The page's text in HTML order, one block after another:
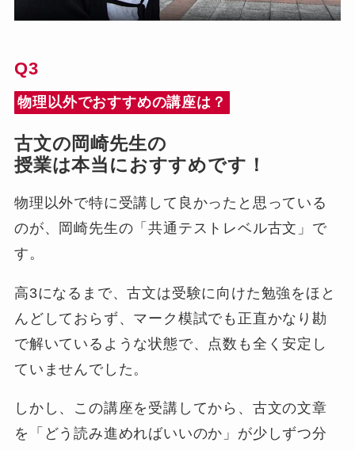
Q3
物理以外でおすすめの講座は？
古文の岡崎先生の
授業は本当におすすめです！
物理以外で特に受講して良かったと思っている
のが、岡崎先生の「共通テストレベル古文」で
す。
高3になるまで、古文は受験に向けた勉強をほと
んどしておらず、マーク模試でも正直かなり勘
で解いているような状態で、点数も全く安定し
ていませんでした。
しかし、この講座を受講してから、古文の文章
を「どう読み進めればいいのか」が少しずつ分